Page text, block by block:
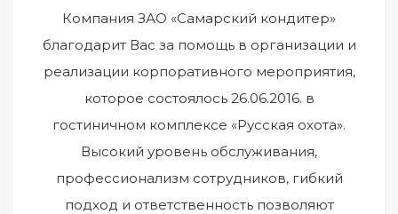
Компания ЗАО «Самарский кондитер»
благодарит Вас за помощь в организации и
реализации корпоративного мероприятия,
которое состоялось 26.06.2016. в
гостиничном комплексе «Русская охота».
Высокий уровень обслуживания,
профессионализм сотрудников, гибкий
подход и ответственность позволяют